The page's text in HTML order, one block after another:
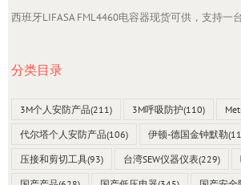
西班牙LIFASA FML4460电容器现货可供，支持一
分类目录
3M个人安防产品(211) 3M呼吸防护(110)
代尔塔个人安防产品(106) 伊顿-德国金钟默勒
压接和剪切工具(93) 台湾SEW仪器仪表(229)